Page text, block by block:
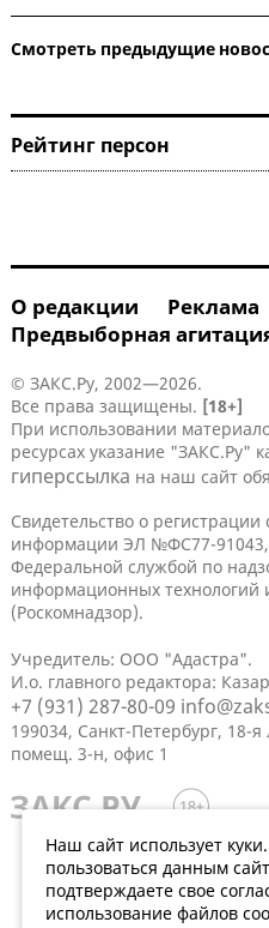
Смотреть
Рейтинг
О редакции
Реклама
Предвыборная
© ЗАКС.Ру, 2002—2026.
Все права защищены. [18+]
При использовании
ресурсах указание "ЗАКС.Ру"
гиперссылка на наш сайт
Свидетельство о регистрации
информации ЭЛ №ФС77-91043,
Федеральной службой по
информационных технологий
(Роскомнадзор).
Учредитель: ООО "Адастра".
И.о. главного редактора:
+7 (931) 287-80-09
199034, Санкт-Петербург, 18-
помещ. 3-н, офис 1
Наш сайт использует
пользоваться данным
подтверждаете свое
использование файлов